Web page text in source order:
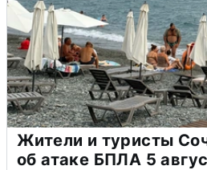
Жители и туристы
об атаке БПЛА 5